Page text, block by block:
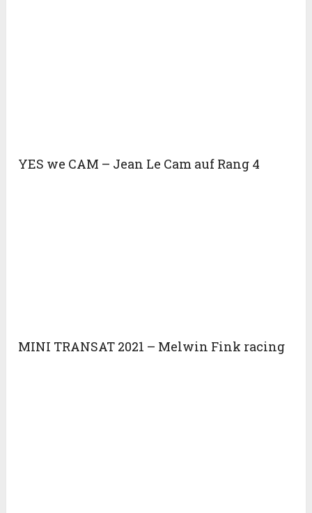
YES we CAM – Jean Le Cam auf Rang 4
MINI TRANSAT 2021 – Melwin Fink racing